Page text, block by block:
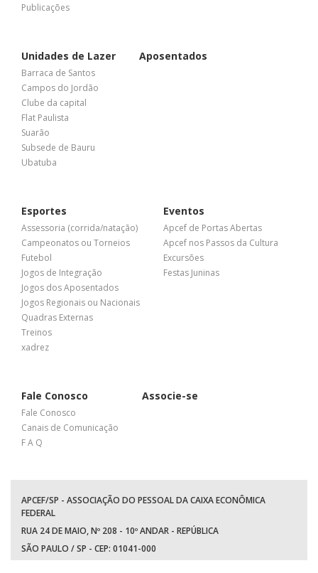
Publicações
Unidades de Lazer
Barraca de Santos
Campos do Jordão
Clube da capital
Flat Paulista
Suarão
Subsede de Bauru
Ubatuba
Aposentados
Esportes
Assessoria (corrida/natação)
Campeonatos ou Torneios
Futebol
Jogos de Integração
Jogos dos Aposentados
Jogos Regionais ou Nacionais
Quadras Externas
Treinos
xadrez
Eventos
Apcef de Portas Abertas
Apcef nos Passos da Cultura
Excursões
Festas Juninas
Fale Conosco
Fale Conosco
Canais de Comunicação
F A Q
Associe-se
APCEF/SP - ASSOCIAÇÃO DO PESSOAL DA CAIXA ECONÔMICA
FEDERAL
RUA 24 DE MAIO, Nº 208 - 10º ANDAR - REPÚBLICA
SÃO PAULO / SP - CEP: 01041-000